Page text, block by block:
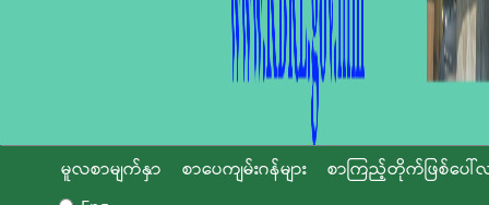
မူလစာမျက်နှာ စာပေကျမ်းဂန်များ
စာကြည့်တိုက်ဖြစ်ပေါ်